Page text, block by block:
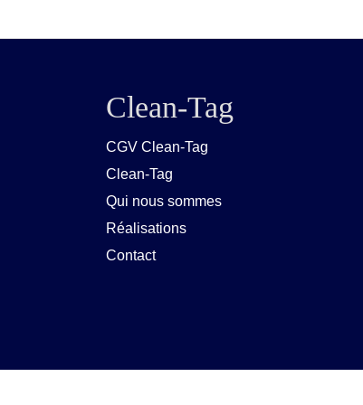
Clean-Tag
CGV Clean-Tag
Clean-Tag
Qui nous sommes
Réalisations
Contact